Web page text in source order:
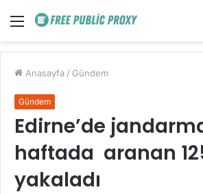
Menü
Anasayfa / Gündem
Gündem
Edirne’de
haftada aranan
yakaladı